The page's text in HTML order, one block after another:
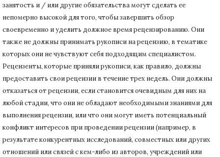
занятость и / или другие обязательства могут сделать ее
непомерно высокой для того, чтобы завершить обзор
своевременно и уделить должное время рецензированию. Они
также не должны принимать рукописи на рецензию, в тематике
которых они не чувствуют себя подходящим специалистом.
Рецензенты, которые приняли рукописи, как правило, должны
предоставить свои рецензии в течение трех недель. Они должны
отказаться от рецензии, если становится очевидным для них на
любой стадии, что они не обладают необходимыми знаниями для
выполнения рецензии, или что они могут иметь потенциальный
конфликт интересов при проведении рецензии (например, в
результате конкурентных исследований, совместных или других
отношений или связей с кем-либо из авторов, учреждений или